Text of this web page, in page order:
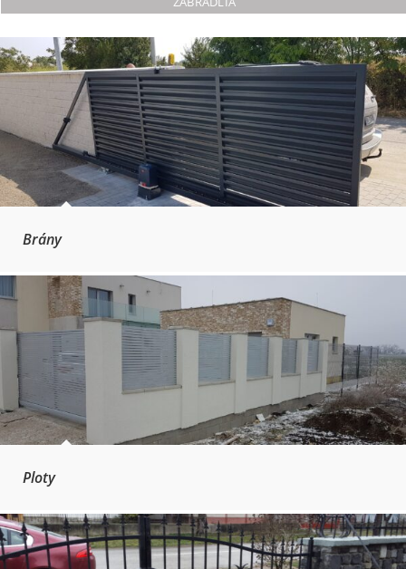
Brány
Ploty